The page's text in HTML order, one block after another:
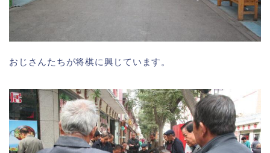
おじさんたちが将棋に興じています。